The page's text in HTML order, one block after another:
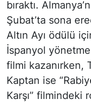
bıraktı.
Şubat’ta sona
Altın Ayı ödülü
İspanyol
filmi kazanırken,
Kaptan ise
Karşı” filmindeki